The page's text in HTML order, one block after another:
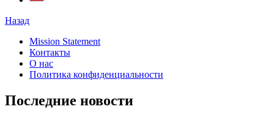
Назад
Mission Statement
Контакты
О нас
Политика конфиденциальности
Последние новости